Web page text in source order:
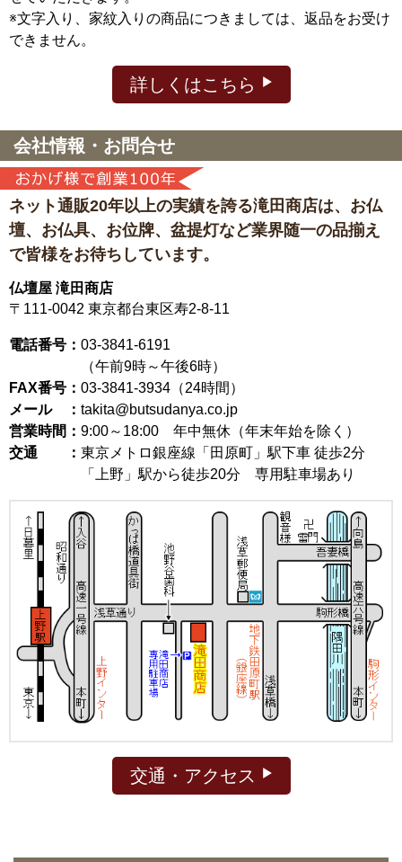
※文字入り、家紋入りの商品につきましては、返品をお受け
できません。
詳しくはこちら
会社情報・お問合せ
ネット通販20年以上の実績を誇る滝田商店は、 お仏
壇、お仏具、お位牌、盆提灯など業界随一の品揃え
で皆様をお待ちしています。
仏壇屋 滝田商店
〒111-0042 東京都台東区寿2-8-11
電話番号： 03-3841-6191
（午前9時～午後6時）
FAX番号： 03-3841-3934（24時間）
メール ： takita@butsudanya.co.jp
営業時間： 9:00～18:00 年中無休（年末年始を除く）
交通 ： 東京メトロ銀座線「田原町」駅下車 徒歩2分
「上野」駅から徒歩20分 専用駐車場あり
交通・アクセス